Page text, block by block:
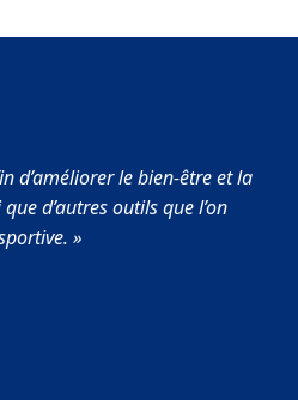
d’améliorer le bien-être et la
d’autres outils que l’on
»